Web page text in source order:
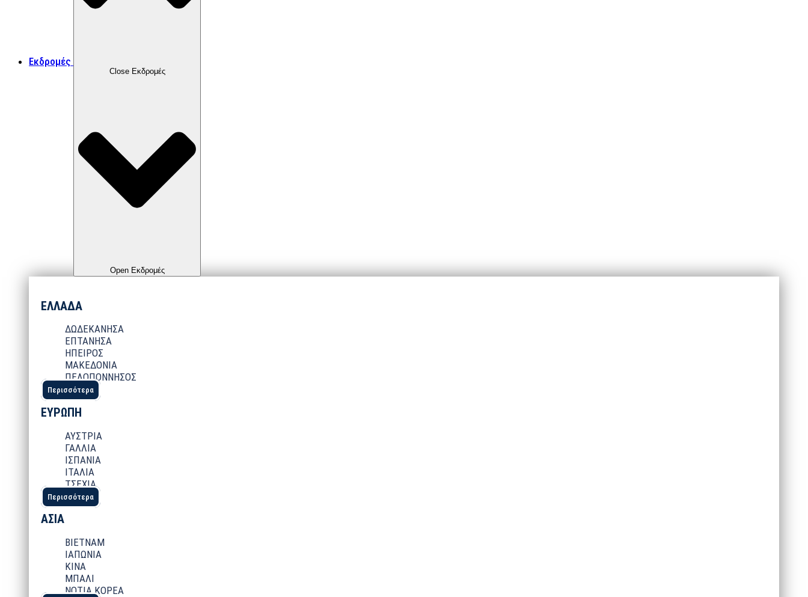
Εκδρομές
Close Εκδρομές
Open Εκδρομές
ΕΛΛΑΔΑ
ΔΩΔΕΚΑΝΗΣΑ
ΕΠΤΑΝΗΣΑ
ΗΠΕΙΡΟΣ
ΜΑΚΕΔΟΝΙΑ
ΠΕΛΟΠΟΝΝΗΣΟΣ
Περισσότερα
ΕΥΡΩΠΗ
ΑΥΣΤΡΙΑ
ΓΑΛΛΙΑ
ΙΣΠΑΝΙΑ
ΙΤΑΛΙΑ
ΤΣΕΧΙΑ
Περισσότερα
ΑΣΙΑ
ΒΙΕΤΝΑΜ
ΙΑΠΩΝΙΑ
ΚΙΝΑ
ΜΠΑΛΙ
ΝΟΤΙΑ ΚΟΡΕΑ